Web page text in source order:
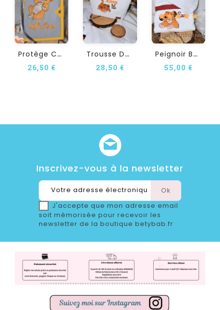
P
Rotège Carnet De Santé...
26,50 €
T
Rousse De Toilette...
28,50 €
1
Commentaire(s)
P
Eignoir Bébé Et Enfant...
55,00 €
Inscrivez-vous à la newsletter
J'accepte que mon adresse email
soit mémorisée pour recevoir les
newsletter de la boutique betybab.fr